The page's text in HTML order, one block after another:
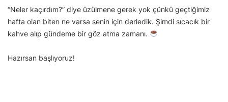
“Neler kaçırdım?” diye üzülmene gerek yok çünkü geçtiğimiz
hafta olan biten ne varsa senin için derledik. Şimdi sıcacık bir
kahve alıp gündeme bir göz atma zamanı.
Hazırsan başlıyoruz!